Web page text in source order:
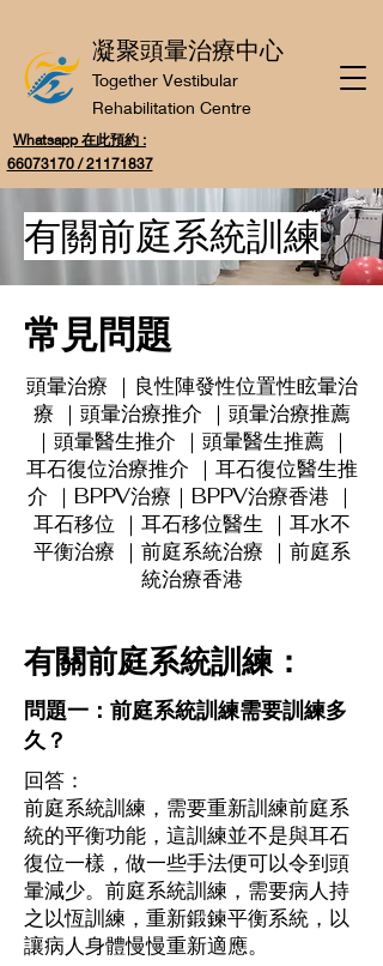
凝聚頭暈治療中心
Together Vestibular
Rehabilitation Centre
Whatsapp 在此預約 :
66073170 / 21171837
有關前庭系統訓練
常見問題
頭暈治療 ｜良性陣發性位置性眩暈治
療 ｜頭暈治療推介 ｜頭暈治療推薦
｜頭暈醫生推介 ｜頭暈醫生推薦 ｜
耳石復位治療推介 ｜耳石復位醫生推
介 ｜BPPV治療｜BPPV治療香港 ｜
耳石移位 ｜耳石移位醫生 ｜耳水不
平衡治療 ｜前庭系統治療 ｜前庭系
統治療香港
有關前庭系統訓練：
問題一：前庭系統訓練需要訓練多
久？
回答：
前庭系統訓練，需要重新訓練前庭系
統的平衡功能，這訓練並不是與耳石
復位一樣，做一些手法便可以令到頭
暈減少。前庭系統訓練，需要病人持
之以恆訓練，重新鍛鍊平衡系統，以
讓病人身體慢慢重新適應。